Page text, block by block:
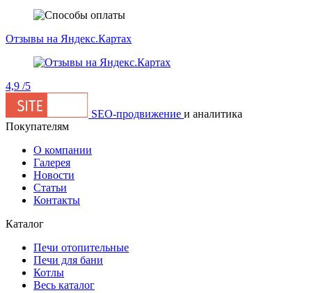
Отзывы на Яндекс.Картах
4,9 /5
SEO-продвижение и аналитика
Покупателям
О компании
Галерея
Новости
Статьи
Контакты
Каталог
Печи отопительные
Печи для бани
Котлы
Весь каталог